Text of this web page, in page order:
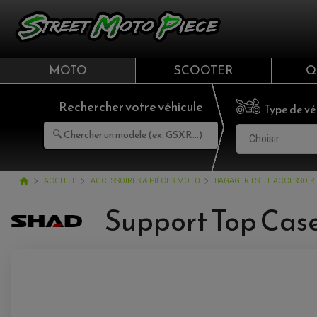
MOTO SCOOTER
Rechercher votre véhicule Type de
Choisir
home ACCUEIL ACCESSOIRES & PIÈCES MOTO BAGAGERIES ET
Support Top